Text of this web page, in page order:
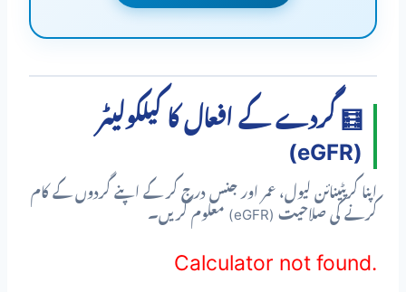
🧮 گردے کے افعال کا کیلکولیٹر
(eGFR)
اپنا کریٹینائن لیول، عمر اور جنس درج کر کے اپنے گردوں کے کام
کرنے کی صلاحیت (eGFR) معلوم کریں۔
Calculator not found.